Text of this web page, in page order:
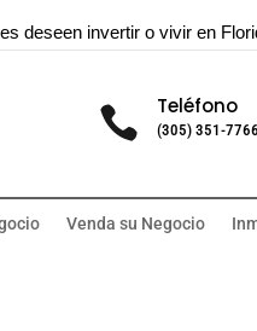
deseen invertir o vivir en
 Teléfono
(305) 351-7766
Venda su Negocio